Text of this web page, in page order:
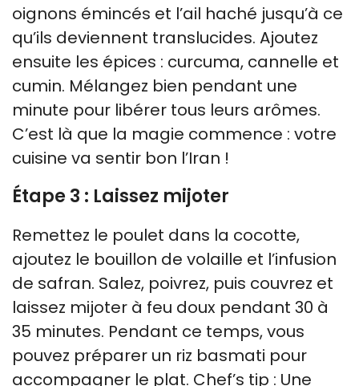
oignons émincés et l’ail haché jusqu’à ce
qu’ils deviennent translucides. Ajoutez
ensuite les épices : curcuma, cannelle et
cumin. Mélangez bien pendant une
minute pour libérer tous leurs arômes.
C’est là que la magie commence : votre
cuisine va sentir bon l’Iran !
Étape 3 : Laissez mijoter
Remettez le poulet dans la cocotte,
ajoutez le bouillon de volaille et l’infusion
de safran. Salez, poivrez, puis couvrez et
laissez mijoter à feu doux pendant 30 à
35 minutes. Pendant ce temps, vous
pouvez préparer un riz basmati pour
accompagner le plat. Chef’s tip : Une